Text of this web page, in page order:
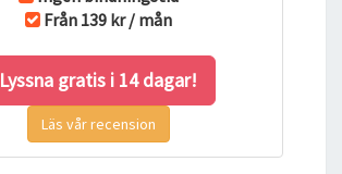
Från 139 kr / mån
Lyssna gratis i 14 dagar!
Läs vår recension